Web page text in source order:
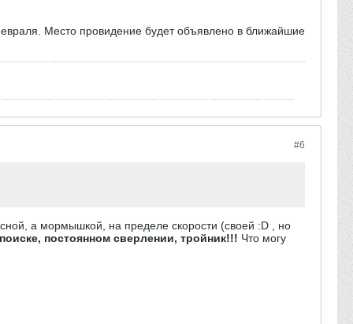
Место провидение будет объявлено в ближайшие
#6
а мормышкой, на пределе скорости (своей :D , но
постоянном сверлении, тройник!!! Что могу